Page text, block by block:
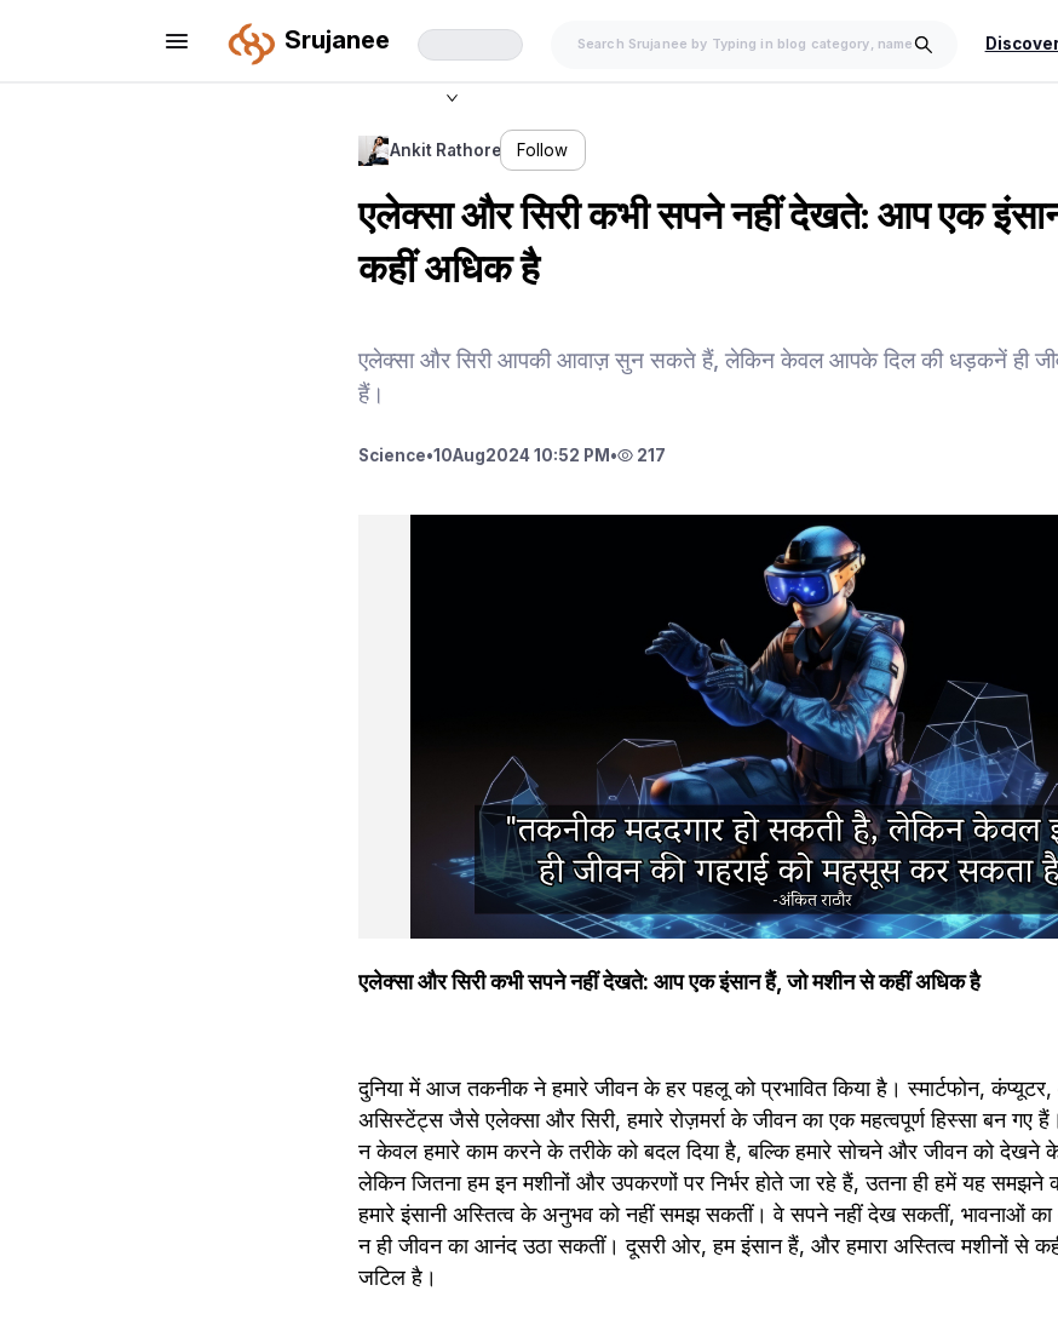
Srujanee
Ankit Rathore Follow
एलेक्सा और सिरी कभी सपने नहीं देखते: आप एक
कहीं अधिक है
एलेक्सा और सिरी आपकी आवाज़ सुन सकते हैं, लेकिन केवल आपके दिल की धड़कनें ही
हैं।
Science•10Aug2024 10:52 PM • 217
एलेक्सा और सिरी कभी सपने नहीं देखते: आप एक इंसान हैं, जो मशीन से कहीं अधिक है
दुनिया में आज तकनीक ने हमारे जीवन के हर पहलू को प्रभावित किया है। स्मार्टफोन,
असिस्टेंट्स जैसे एलेक्सा और सिरी, हमारे रोज़मर्रा के जीवन का एक महत्वपूर्ण हिस्सा बन गए
न केवल हमारे काम करने के तरीके को बदल दिया है, बल्कि हमारे सोचने और जीवन को देखने के
लेकिन जितना हम इन मशीनों और उपकरणों पर निर्भर होते जा रहे हैं, उतना ही हमें यह
हमारे इंसानी अस्तित्व के अनुभव को नहीं समझ सकतीं। वे सपने नहीं देख सकतीं, भावनाओं
न ही जीवन का आनंद उठा सकतीं। दूसरी ओर, हम इंसान हैं, और हमारा अस्तित्व मशीनों से
जटिल है।